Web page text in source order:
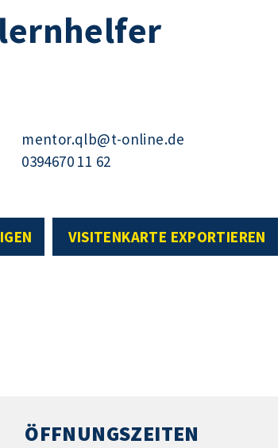
mentor.qlb@t-online.de
0394670 11 62
VISITENKARTE EXPORTIEREN
ÖFFNUNGSZEITEN